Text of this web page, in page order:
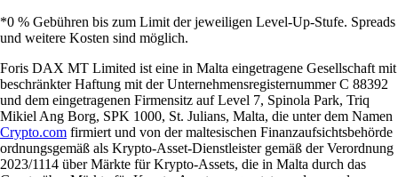
*0 % Gebühren bis zum Limit der jeweiligen Level-Up-Stufe. Spreads
und weitere Kosten sind möglich.
Foris DAX MT Limited ist eine in Malta eingetragene Gesellschaft mit
beschränkter Haftung mit der Unternehmensregisternummer C 88392
und dem eingetragenen Firmensitz auf Level 7, Spinola Park, Triq
Mikiel Ang Borg, SPK 1000, St. Julians, Malta, die unter dem Namen
Crypto.com firmiert und von der maltesischen Finanzaufsichtsbehörde
ordnungsgemäß als Krypto-Asset-Dienstleister gemäß der Verordnung
2023/1114 über Märkte für Krypto-Assets, die in Malta durch das